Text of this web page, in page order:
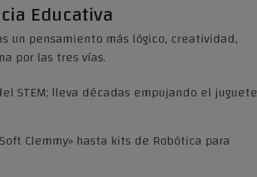
Educativa
un pensamiento más lógico, creatividad,
por las tres vías.
STEM; lleva décadas empujando el juguete
Clemmy» hasta kits de Robótica para